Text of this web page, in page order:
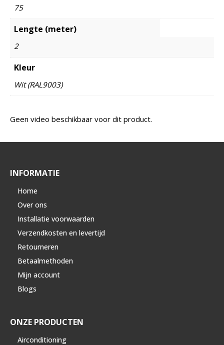
75
Lengte (meter)
2
Kleur
Wit (RAL9003)
Geen video beschikbaar voor dit product.
INFORMATIE
Home
Over ons
Installatie voorwaarden
Verzendkosten en levertijd
Retourneren
Betaalmethoden
Mijn account
Blogs
ONZE PRODUCTEN
Airconditioning